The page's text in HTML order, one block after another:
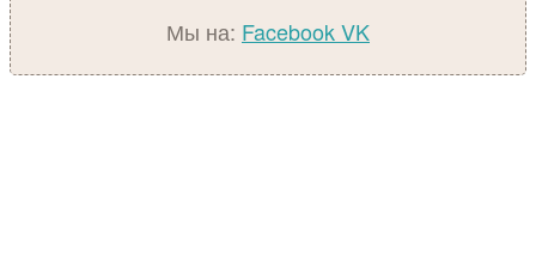
Мы на: FacebookVK